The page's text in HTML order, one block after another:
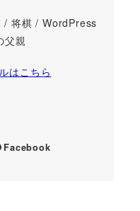
/ 将棋 / WordPress
父親
はこちら
Facebook